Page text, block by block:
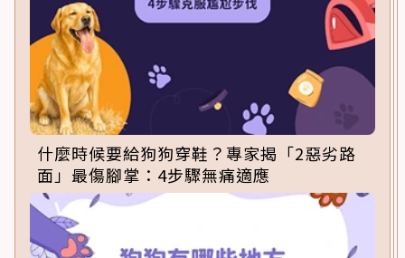
什麼時候要給狗狗穿鞋？專家揭「2惡劣路
面」最傷腳掌：4步驟無痛適應